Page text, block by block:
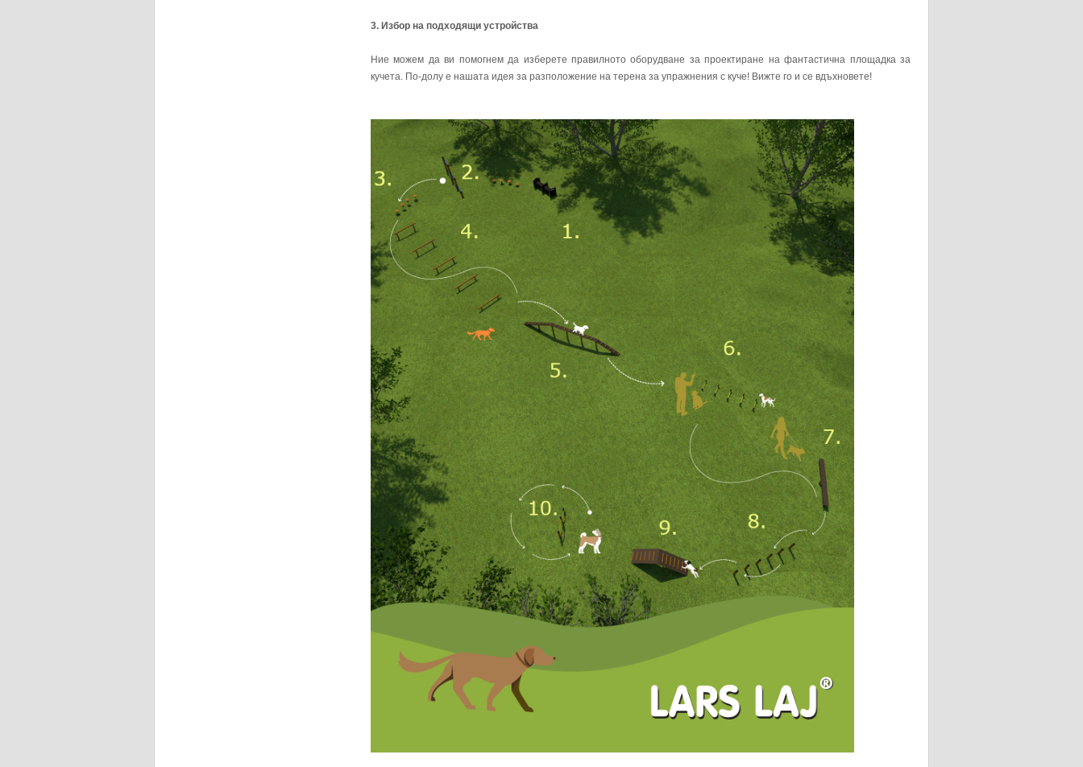
3. Избор на подходящи устройства
Ние можем да ви помогнем да изберете правилното оборудване за проектиране на фантастична площадка за
кучета. По-долу е нашата идея за разположение на терена за упражнения с куче! Вижте го и се вдъхновете!